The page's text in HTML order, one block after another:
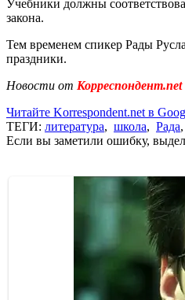
Учебники должны
закона.
Тем временем спикер Рады
праздники.
Новости от Корреспондент.net
Читайте Korrespondent.net в
ТЕГИ: литература, школа, Рада,
Если вы заметили ошибку,